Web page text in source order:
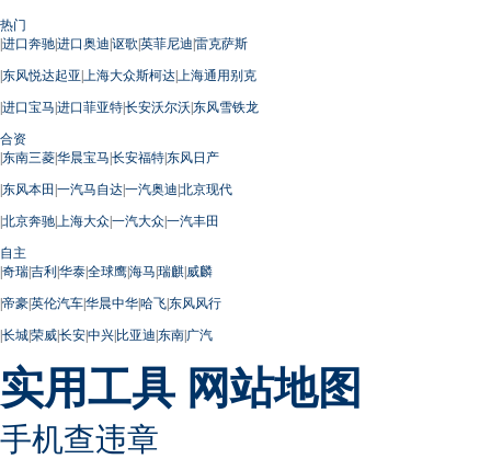
热门
|进口奔驰|进口奥迪|讴歌|英菲尼迪|雷克萨斯
|东风悦达起亚| 上海大众斯柯达| 上海通用别克
|进口宝马|进口菲亚特|长安沃尔沃|东风雪铁龙
合资
|东南三菱|华晨宝马|长安福特|东风日产
|东风本田 |一汽马自达|一汽奥迪|北京现代
|北京奔驰| 上海大众|一汽大众|一汽丰田
自主
|奇瑞|吉利|华泰|全球鹰|海马|瑞麒|威麟
|帝豪|英伦汽车|华晨中华|哈飞|东风风行
|长城|荣威|长安|中兴|比亚迪|东南|广汽
实用工具 网站地图
手机查违章